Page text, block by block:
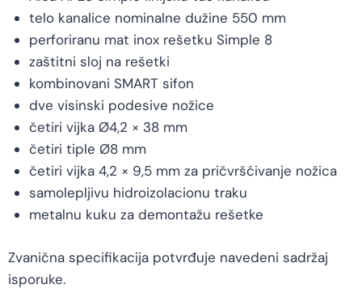
telo kanalice nominalne dužine 550 mm
perforiranu mat inox rešetku Simple 8
zaštitni sloj na rešetki
kombinovani SMART sifon
dve visinski podesive nožice
četiri vijka Ø4,2 × 38 mm
četiri tiple Ø8 mm
četiri vijka 4,2 × 9,5 mm za pričvršćivanje nožica
samolepljivu hidroizolacionu traku
metalnu kuku za demontažu rešetke
Zvanična specifikacija potvrđuje navedeni sadržaj
isporuke.